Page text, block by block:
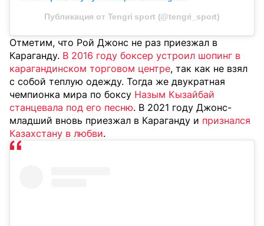
Публикация от Tengri sport (@tengri_sport)
Отметим, что Рой Джонс не раз приезжал в
Караганду. В 2016 году боксер устроил шопинг в
карагандинском торговом центре, так как не взял
с собой теплую одежду. Тогда же двукратная
чемпионка мира по боксу Назым Кызайбай
станцевала под его песню. В 2021 году Джонс-
младший вновь приезжал в Караганду и признался
Казахстану в любви.